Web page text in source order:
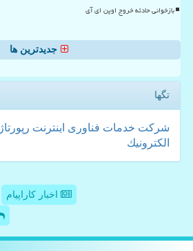
بازخوانی حادثه خروج اوپن ای آی
جدیدترین ها
تگها
شركت خدمات فناوری اینترنت رپورتاژ
الكترونیك
اخبار کاراپیام